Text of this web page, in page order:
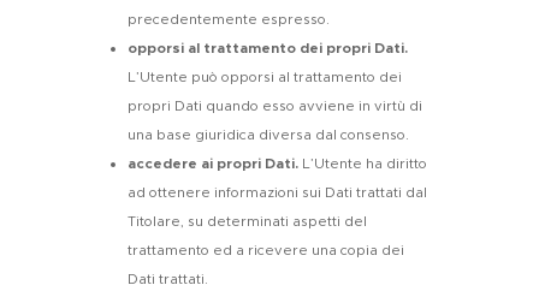
precedentemente espresso.
opporsi al trattamento dei propri Dati.
L’Utente può opporsi al trattamento dei
propri Dati quando esso avviene in virtù di
una base giuridica diversa dal consenso.
accedere ai propri Dati. L’Utente ha diritto
ad ottenere informazioni sui Dati trattati dal
Titolare, su determinati aspetti del
trattamento ed a ricevere una copia dei
Dati trattati.